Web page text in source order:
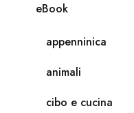
eBook
appenninica
animali
cibo e cucina